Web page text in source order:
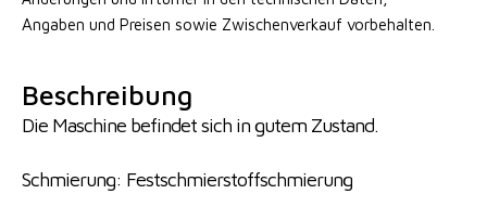
Angaben und Preisen sowie Zwischenverkauf vorbehalten.
Beschreibung
Die Maschine befindet sich in gutem Zustand.
Schmierung: Festschmierstoffschmierung